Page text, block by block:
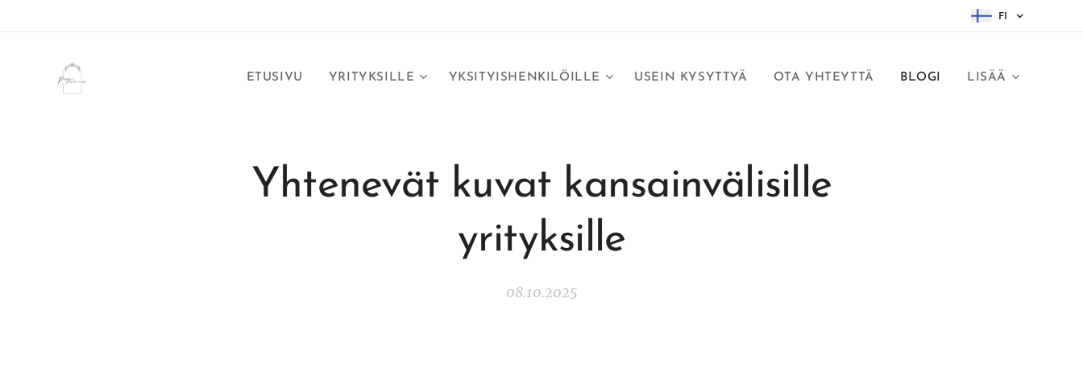
FI
ETUSIVU YRITYKSILLE YKSITYISHENKILÖILLE USEIN KYSYTTYÄ OTA YHTEYTTÄ BLOGI LISÄÄ
Yhtenevät kuvat kansainvälisille
yrityksille
08.10.2025